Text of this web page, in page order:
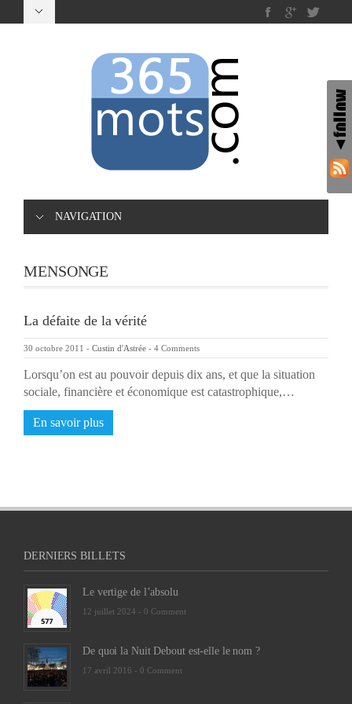
NAVIGATION
MENSONGE
La défaite de la vérité
30 octobre 2011 - Custin d'Astrée - 4 Comments
Lorsqu’on est au pouvoir depuis dix ans, et que la situation
sociale, financière et économique est catastrophique,…
En savoir plus
DERNIERS BILLETS
Le vertige de l’absolu
12 juillet 2024 - 0 Comment
De quoi la Nuit Debout est-elle le nom ?
17 avril 2016 - 0 Comment